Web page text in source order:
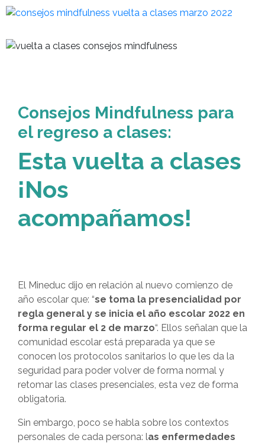
Consejos Mindfulness para
el regreso a clases:
Esta vuelta a clases
¡Nos
acompañamos!
El Mineduc dijo en relación al nuevo comienzo de
año escolar que: “se toma la presencialidad por
regla general y se inicia el año escolar 2022 en
forma regular el 2 de marzo“. Ellos señalan que la
comunidad escolar está preparada ya que se
conocen los protocolos sanitarios lo que les da la
seguridad para poder volver de forma normal y
retomar las clases presenciales, esta vez de forma
obligatoria.
Sin embargo, poco se habla sobre los contextos
personales de cada persona: las enfermedades